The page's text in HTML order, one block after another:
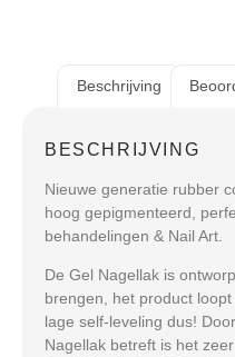
Beschrijving
BESCHRIJVING
Nieuwe generatie rubber
hoog gepigmenteerd,
behandelingen & Nail Art.
De Gel Nagellak is
brengen, het product
lage self-leveling dus!
Nagellak betreft is het